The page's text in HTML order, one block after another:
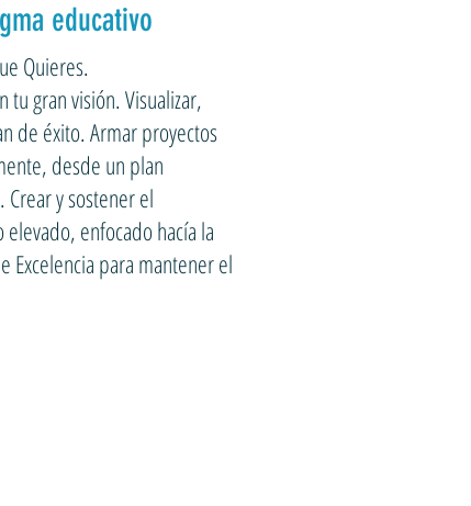
educativo
Quieres.
tu gran visión. Visualizar,
de éxito. Armar proyectos
desde un plan
y sostener el
enfocado hacía la
Excelencia para mantener el